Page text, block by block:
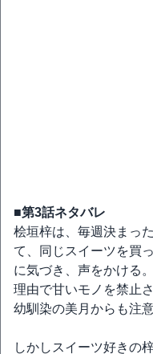
■第3話ネタバレ
桧垣梓は、毎週決まっ
て、同じスイーツを買
に気づき、声をかける
理由で甘いモノを禁止
幼馴染の美月からも注
しかしスイーツ好きの